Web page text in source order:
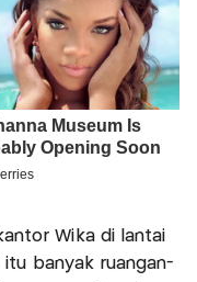
Wika di lantai
itu banyak ruangan-